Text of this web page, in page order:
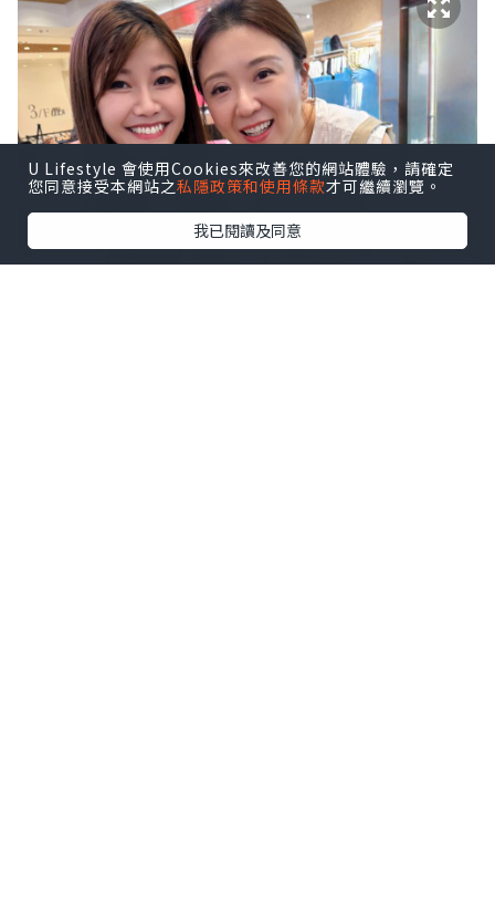
U Lifestyle 會使用Cookies來改善您的網站體驗，請確定
您同意接受本網站之私隱政策和使用條款才可繼續瀏覽。
我已閱讀及同意